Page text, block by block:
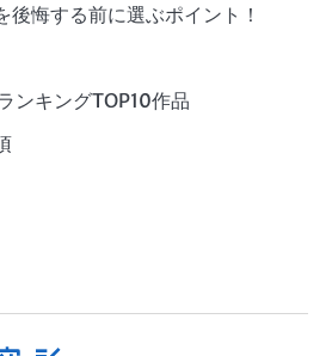
後悔する前に選ぶポイント！
ンキングTOP10作品